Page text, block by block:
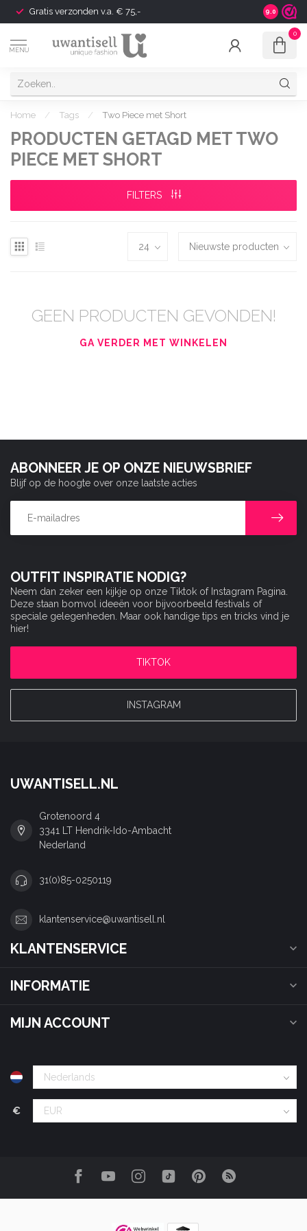
Gratis verzonden v.a. € 75,- Shipping
9.0
MENU
0
Home / Tags / Two Piece met Short
PRODUCTEN GETAGD MET TWO
PIECE MET SHORT
FILTERS
GEEN PRODUCTEN GEVONDEN!
GA VERDER MET WINKELEN
OUTFIT INSPIRATIE NODIG?
Neem dan zeker een kijkje op onze Tiktok of Instagram Pagina.
Deze staan bomvol ideeën voor bijvoorbeeld festivals of
speciale gelegenheden. Maar ook handige tips en tricks vind je
hier!
TIKTOK
INSTAGRAM
ABONNEER JE OP ONZE NIEUWSBRIEF
Blijf op de hoogte over onze laatste acties
UWANTISELL.NL
Grotenoord 4
3341 LT Hendrik-Ido-Ambacht
Nederland
31(0)85-0250119
klantenservice@uwantisell.nl
KLANTENSERVICE
INFORMATIE
MIJN ACCOUNT
€